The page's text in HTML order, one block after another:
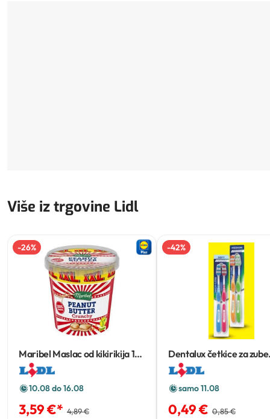
Više iz trgovine Lidl
-26%
Maribel Maslac od kikirikija1
kg
10.08 do 16.08
3,59 €* 4,89 €
-42%
Dentalux četkice za zube
classic2 kom
samo 11.08
0,49 € 0,85 €